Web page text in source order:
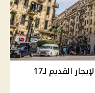
تأجيل 1700 طعن على تعديلات الإيجار القديم لـ17